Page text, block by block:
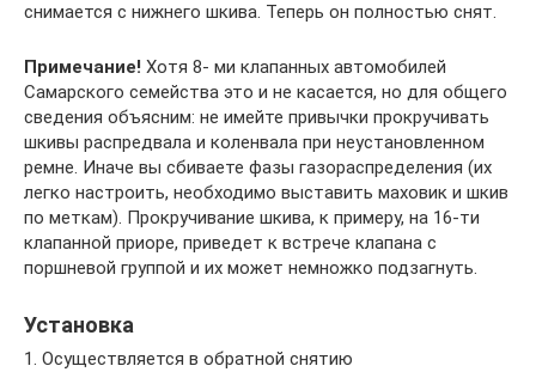
снимается с нижнего шкива. Теперь он полностью снят.
Примечание! Хотя 8- ми клапанных автомобилей
Самарского семейства это и не касается, но для общего
сведения объясним: не имейте привычки прокручивать
шкивы распредвала и коленвала при неустановленном
ремне. Иначе вы сбиваете фазы газораспределения (их
легко настроить, необходимо выставить маховик и шкив
по меткам). Прокручивание шкива, к примеру, на 16-ти
клапанной приоре, приведет к встрече клапана с
поршневой группой и их может немножко подзагнуть.
Установка
1. Осуществляется в обратной снятию